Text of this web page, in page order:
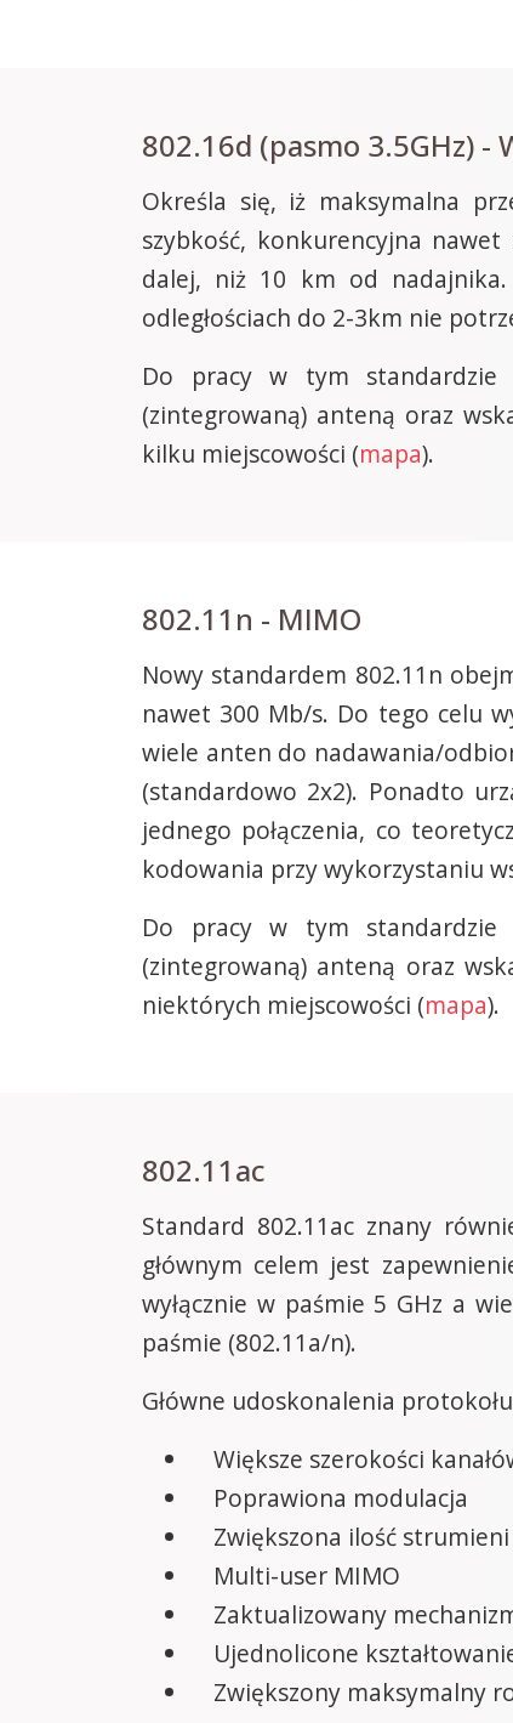
802.16d (pasmo 3.5GHz) -
Określa się, iż maksymalna
szybkość, konkurencyjna
dalej, niż 10 km od nadajnika.
odległościach do 2-3km nie
Do pracy w tym standardzie
(zintegrowaną) anteną oraz
kilku miejscowości (mapa).
802.11n - MIMO
Nowy standardem 802.11n
nawet 300 Mb/s. Do tego celu
wiele anten do nadawania/
(standardowo 2x2). Ponadto
jednego połączenia, co
kodowania przy wykorzystaniu
Do pracy w tym standardzie
(zintegrowaną) anteną oraz
niektórych miejscowości (mapa).
802.11ac
Standard 802.11ac znany
głównym celem jest
wyłącznie w paśmie 5 GHz a
paśmie (802.11a/n).
Główne udoskonalenia
Większe szerokości
Poprawiona modulacja
Zwiększona ilość
Multi-user MIMO
Zaktualizowany
Ujednolicone
Zwiększony maksymalny